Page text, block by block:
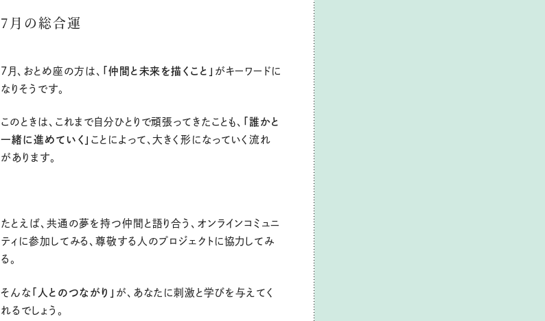
7月の総合運
7 月、おとめ座の方は、 「仲間と未来を描くこと」 がキーワードに
なりそうです。
このときは、これまで自分ひとりで頑張ってきたことも、
「誰かと
一緒に進めていく」 ことによって、大きく形になっていく流れ
があります。
たとえば、共通の夢を持つ仲間と語り合う、オンラインコミュニ
ティに参加してみる、尊敬する人のプロジェクトに協力してみ
る。
そんな 「人とのつながり」 が、あなたに刺激と学びを与えてく
れるでしょう。